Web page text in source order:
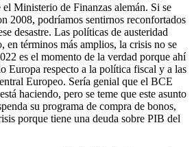
Ministerio de Finanzas alemán. Si se
2008, podríamos sentirnos reconfortados
desastre. Las políticas de austeridad
en términos más amplios, la crisis no se
es el momento de la verdad porque ahí
Europa respecto a la política fiscal y a las
Europeo. Sería genial que el BCE
haciendo, pero se teme que este asunto
su programa de compra de bonos,
porque tiene una deuda sobre PIB del